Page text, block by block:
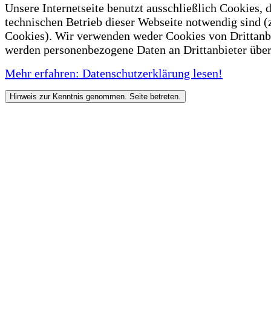
Unsere Internetseite benutzt ausschließlich Cookies,
technischen Betrieb dieser Webseite notwendig sind
Cookies). Wir verwenden weder Cookies von
werden personenbezogene Daten an Drittanbieter
Mehr erfahren: Datenschutzerklärung lesen!
Hinweis zur Kenntnis genommen. Seite betreten.